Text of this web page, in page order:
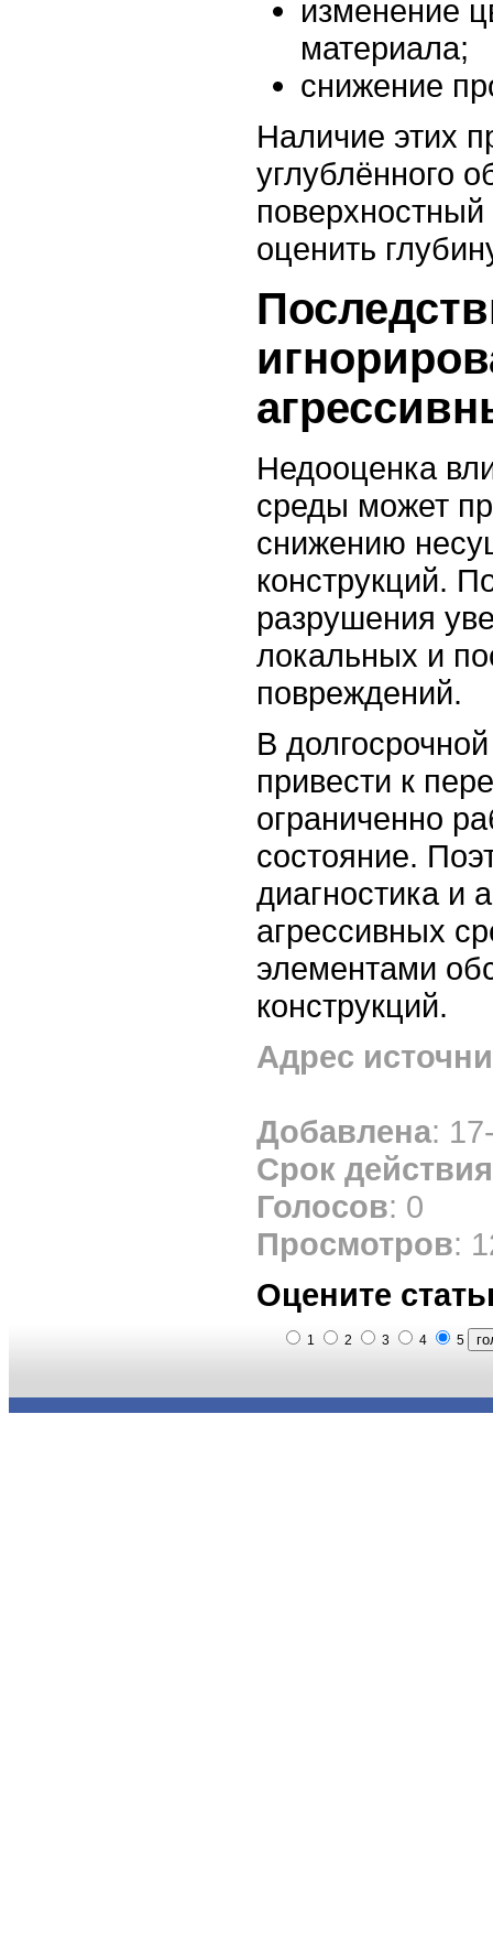
изменение
материала;
снижение
Наличие этих
углублённого
оценить
Недооценка
среды может
снижению
конструкций.
разрушения
локальных и
повреждений.
В
привести к
ограниченно
состояние.
диагностика и
агрессивных
элементами
конструкций.
Адрес
Добавлена:
Срок действия
Голосов: 0
Просмотров:
Оцените
1 2 3 4 5